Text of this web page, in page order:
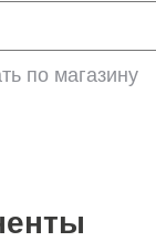
по магазину